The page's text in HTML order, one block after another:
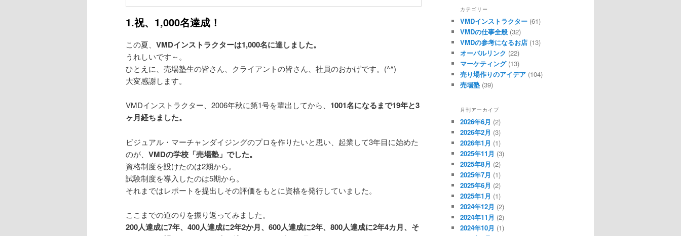
1.祝、1,000名達成！
この夏、 VMDインストラクターは1,000名に達しました。
うれしいです～。
ひとえに、売場塾生の皆さん、クライアントの皆さん、社員のおかげです。(^^)
大変感謝します。
VMDインストラクター、2006年秋に第1号を輩出してから、 1001名になるまで19年と3
ヶ月経ちました。
ビジュアル・マーチャンダイジングのプロを作りたいと思い、起業して3年目に始めた
のが、 VMDの学校「売場塾」でした。
資格制度を設けたのは2期から。
試験制度を導入したのは5期から。
それまではレポートを提出しその評価をもとに資格を発行していました。
ここまでの道のりを振り返ってみました。
200人達成に7年、400人達成に2年2か月、600人達成に2年、800人達成に2年4カ月、そ
カテゴリー
VMDインストラクター (61)
VMDの仕事全般 (32)
VMDの参考になるお店 (13)
オーバルリンク (22)
マーケティング(13)
売り場作りのアイデア (104)
売場塾 (39)
月刊アーカイブ
2026年6月 (2)
2026年2月 (3)
2026年1月 (1)
2025年11月 (3)
2025年8月 (2)
2025年7月 (1)
2025年6月 (2)
2025年1月 (1)
2024年12月 (2)
2024年11月 (2)
2024年10月 (1)